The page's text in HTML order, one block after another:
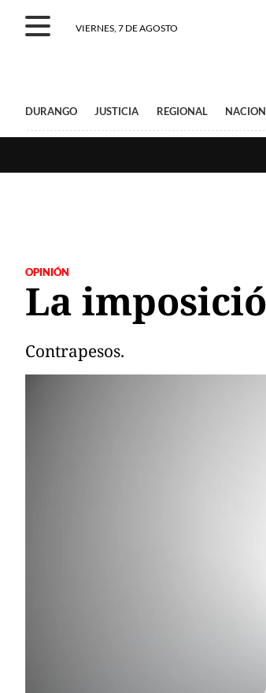
VIERNES, 7 DE AGOSTO
DURANGO JUSTICIA REGIONAL
OPINIÓN
La
Contrapesos.